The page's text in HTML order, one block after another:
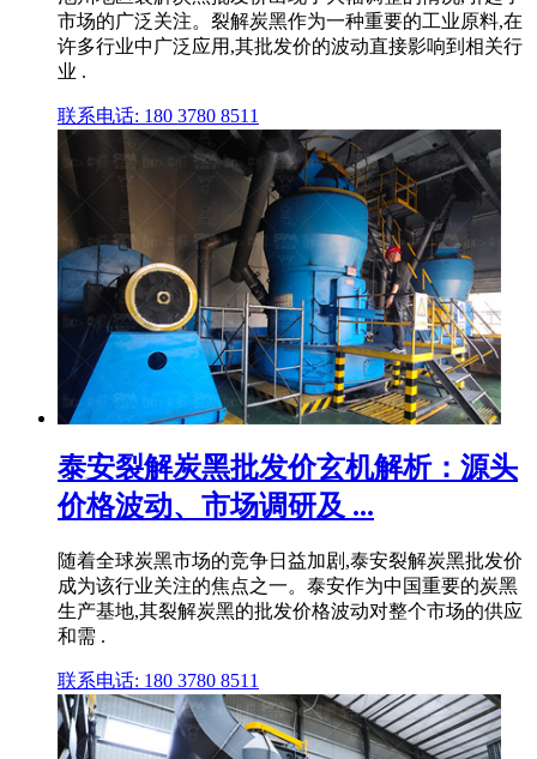
市场的广泛关注。裂解炭黑作为一种重要的工业原料,在
许多行业中广泛应用,其批发价的波动直接影响到相关行
业 .
联系电话: 180 3780 8511
泰安裂解炭黑批发价玄机解析：源头
价格波动、市场调研及 ...
随着全球炭黑市场的竞争日益加剧,泰安裂解炭黑批发价
成为该行业关注的焦点之一。泰安作为中国重要的炭黑
生产基地,其裂解炭黑的批发价格波动对整个市场的供应
和需 .
联系电话: 180 3780 8511